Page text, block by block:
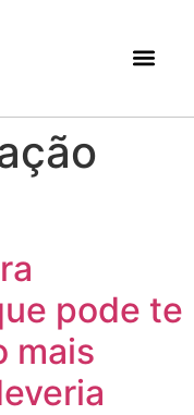
pode te
mais